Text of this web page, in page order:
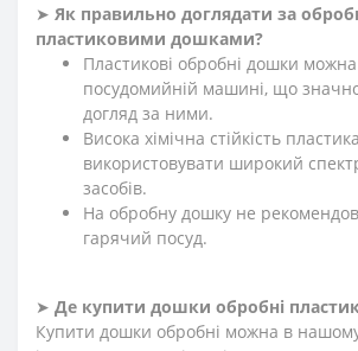
➤ Як правильно доглядати за
пластиковими дошками?
Пластикові обробні дошки
посудомийній машині, що
догляд за ними.
Висока хімічна стійкість
використовувати широкий
засобів.
На обробну дошку не
гарячий посуд.
➤ Де купити дошки обробні
Купити дошки обробні можна в